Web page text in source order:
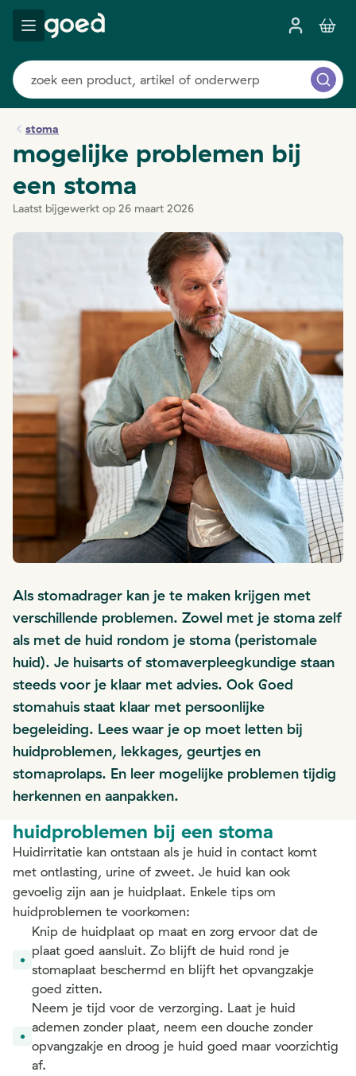
stoma
mogelijke problemen bij
een stoma
Laatst bijgewerkt op 26 maart 2026
Als stomadrager kan je te maken krijgen met
verschillende problemen. Zowel met je stoma zelf
als met de huid rondom je stoma (peristomale
huid). Je huisarts of stomaverpleegkundige staan
steeds voor je klaar met advies. Ook Goed
stomahuis staat klaar met persoonlijke
begeleiding. Lees waar je op moet letten bij
huidproblemen, lekkages, geurtjes en
stomaprolaps. En leer mogelijke problemen tijdig
herkennen en aanpakken.
huidproblemen bij een stoma
Huidirritatie kan ontstaan als je huid in contact komt
met ontlasting, urine of zweet. Je huid kan ook
gevoelig zijn aan je huidplaat. Enkele tips om
huidproblemen te voorkomen:
Knip de huidplaat op maat en zorg ervoor dat de
plaat goed aansluit. Zo blijft de huid rond je
stomaplaat beschermd en blijft het opvangzakje
goed zitten.
Neem je tijd voor de verzorging. Laat je huid
ademen zonder plaat, neem een douche zonder
opvangzakje en droog je huid goed maar voorzichtig
af.